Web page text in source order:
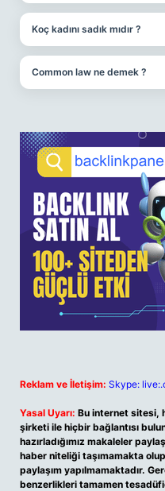
Koç kadını sadık mıdır ?
Common law ne demek ?
Reklam ve İletişim: Skype:
Yasal Uyarı: Bu internet sitesi,
şirketi ile hiçbir bağlantısı
hazırladığımız makaleler
haber niteliği taşımamakta
paylaşım yapılmamaktadır.
benzerlikleri tamamen